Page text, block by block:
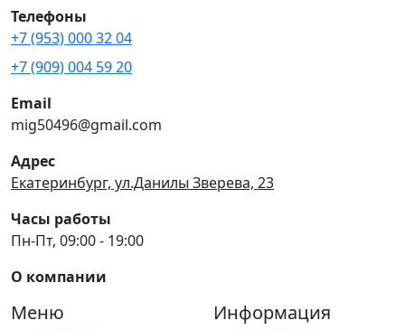
Телефоны
+7 (953) 000 32 04
+7 (909) 004 59 20
Email
mig50496@gmail.com
Адрес
Екатеринбург, ул.Данилы Зверева, 23
Часы работы
Пн-Пт, 09:00 - 19:00
О компании
Меню Информация